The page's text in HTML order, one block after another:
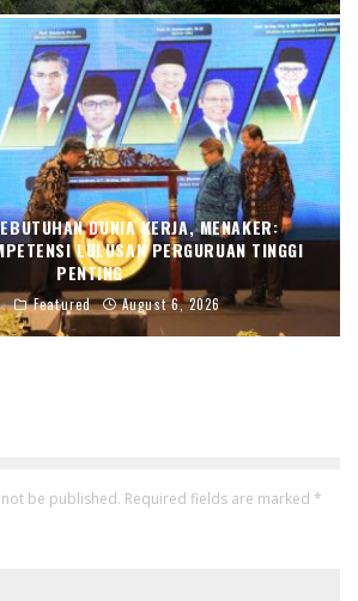
DUNIA KERJA, MENAKER:
LULUSAN PERGURUAN TINGGI
PENTING
Featured August 6, 2026
be published. Required fields are marked *